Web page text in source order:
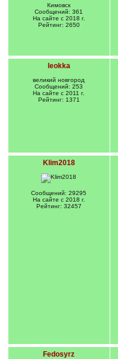
Кимовск
Сообщений: 361
На сайте с 2018 г.
Рейтинг: 2650
leokka
великий новгород
Сообщений: 253
На сайте с 2011 г.
Рейтинг: 1371
Klim2018
Сообщений: 29295
На сайте с 2018 г.
Рейтинг: 32457
Fedosyrz